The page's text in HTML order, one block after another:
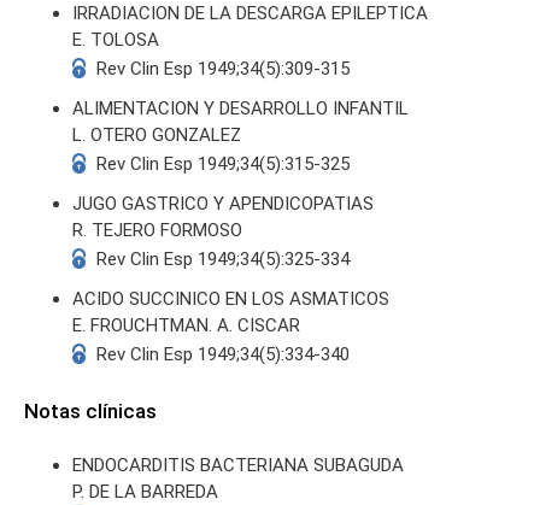
IRRADIACION DE LA DESCARGA EPILEPTICA
E. TOLOSA
Rev Clin Esp 1949;34(5):309-315
ALIMENTACION Y DESARROLLO INFANTIL
L. OTERO GONZALEZ
Rev Clin Esp 1949;34(5):315-325
JUGO GASTRICO Y APENDICOPATIAS
R. TEJERO FORMOSO
Rev Clin Esp 1949;34(5):325-334
ACIDO SUCCINICO EN LOS ASMATICOS
E. FROUCHTMAN. A. CISCAR
Rev Clin Esp 1949;34(5):334-340
Notas clínicas
ENDOCARDITIS BACTERIANA SUBAGUDA
P. DE LA BARREDA